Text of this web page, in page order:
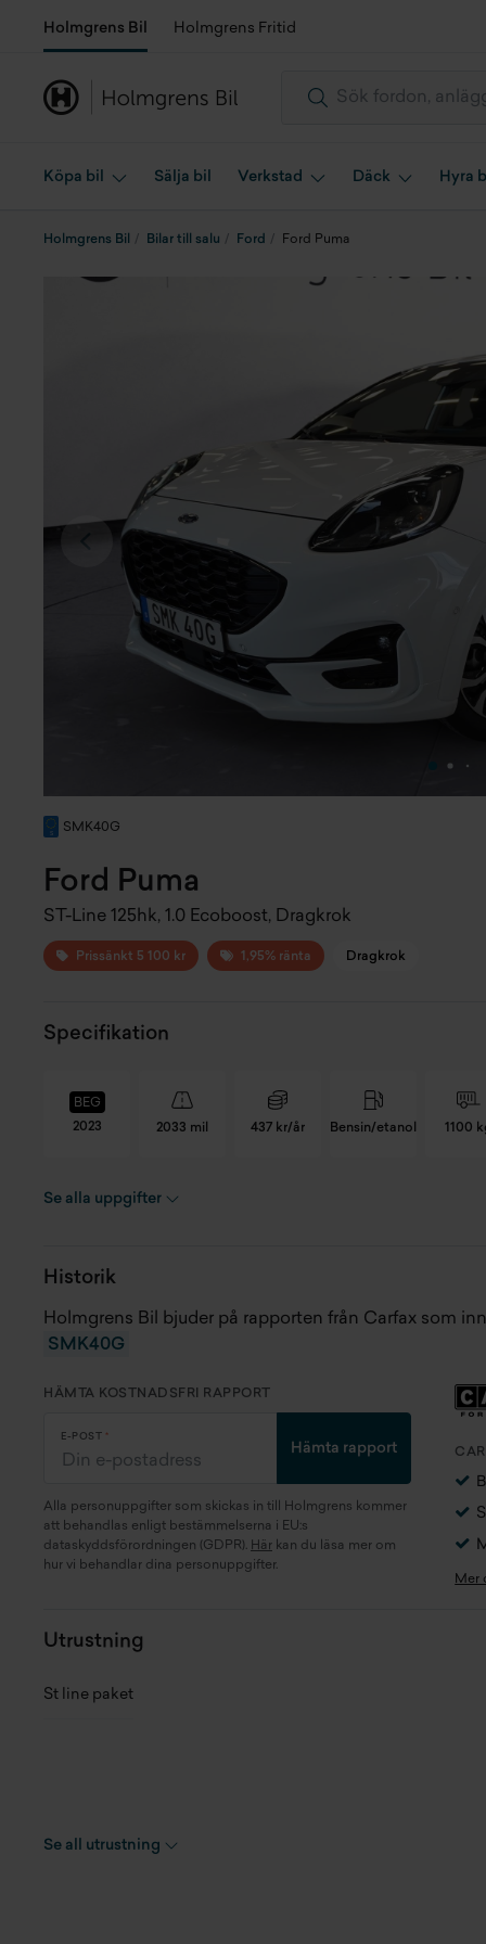
Holmgrens Bil Holmgrens Fritid
Köpa bil Sälja bil Verkstad Däck Hyra
Holmgrens Bil Bilar till salu Ford Ford Puma
SMK40G
Ford Puma
ST-Line 125hk, 1.0 Ecoboost, Dragkrok
Prissänkt 5 100 kr 1,95% ränta Dragkrok
Specifikation
BEG
2023
2033 mil 437 kr/år Bensin/etanol 1100
Chassinummer
Skick Begagnad
2033 mil
Kaross
Motor
1.0 EcoBoost B7Jx E85
(92 kW)
Växellåda
Antal växlar
Förbrukning bl.körning
Se alla uppgifter
Historik
Holmgrens Bil bjuder på rapporten från Carfax som
SMK40G
HÄMTA KOSTNADSFRI RAPPORT
E-POST
Hämta rapport
Alla personuppgifter som skickas in till Holmgrens kommer
att behandlas enligt bestämmelserna i EU:s
dataskyddsförordningen (GDPR). Här kan du läsa mer om
hur vi behandlar dina personuppgifter.
Mer
Utrustning
St line paket
Se all utrustning